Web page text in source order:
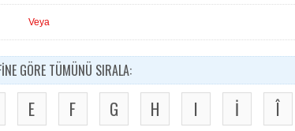
Veya
GÖRE TÜMÜNÜ SIRALA:
E F G H I İ Î